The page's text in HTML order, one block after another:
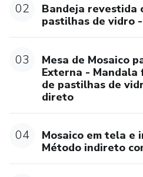
02
Bandeja revestida
pastilhas de vidro
03
Mesa de Mosaico
Externa - Mandala
de pastilhas de
direto
04
Mosaico em tela e
Método indireto